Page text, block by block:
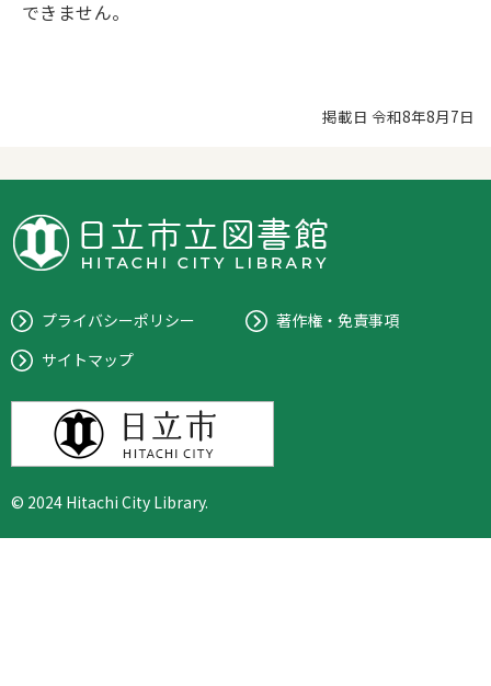
できません。
掲載日 令和8年8月7日
プライバシーポリシー
著作権・免責事項
サイトマップ
© 2024 Hitachi City Library.